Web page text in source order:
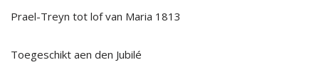
Prael-Treyn tot lof van Maria 1813
Toegeschikt aen den Jubilé